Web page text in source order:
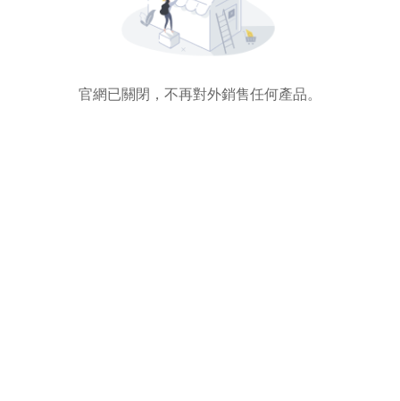
官網已關閉，不再對外銷售任何產品。